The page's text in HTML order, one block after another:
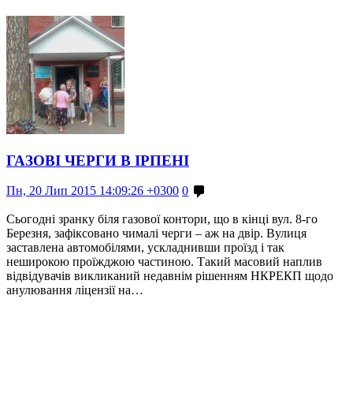
ГАЗОВІ ЧЕРГИ В ІРПЕНІ
Пн, 20 Лип 2015 14:09:26 +0300 0
Сьогодні зранку біля газової контори, що в кінці вул. 8-го
Березня, зафіксовано чималі черги – аж на двір. Вулиця
заставлена автомобілями, ускладнивши проїзд і так
неширокою проїжджою частиною. Такий масовий наплив
відвідувачів викликаний недавнім рішенням НКРЕКП щодо
анулювання ліцензії на…